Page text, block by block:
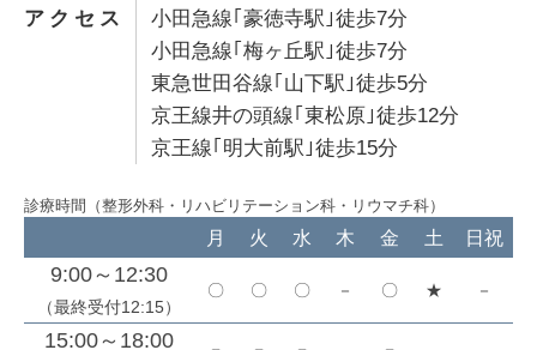
アクセス
小田急線｢豪徳寺駅｣徒歩7分
小田急線｢梅ヶ丘駅｣徒歩7分
東急世田谷線｢山下駅｣徒歩5分
京王線井の頭線｢東松原｣徒歩12分
京王線｢明大前駅｣徒歩15分